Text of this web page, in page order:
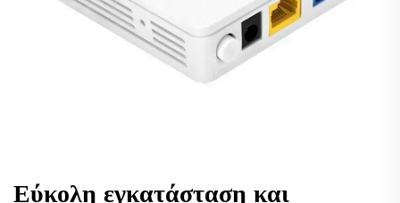
Εύκολη εγκατάσταση και